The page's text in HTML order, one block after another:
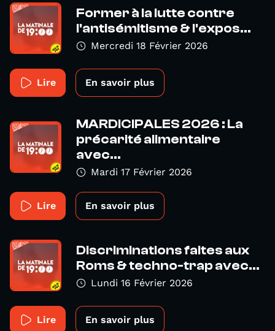
Former à la lutte contre
l'antisémitisme & l'expos...
Mercredi 18 Février 2026
Lire En savoir plus
MARDICIPALES 2026 : La
précarité alimentaire
avec...
Mardi 17 Février 2026
Lire En savoir plus
Discriminations faites aux
Roms & techno-trap avec...
Lundi 16 Février 2026
Lire En savoir plus